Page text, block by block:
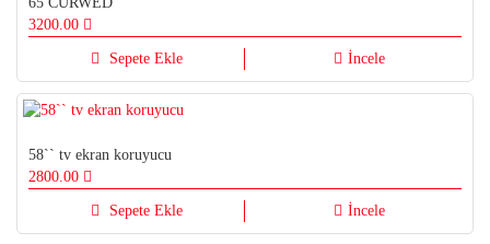
3200.00
Sepete Ekle İncele
58`` tv ekran koruyucu
2800.00
Sepete Ekle İncele